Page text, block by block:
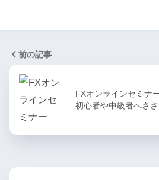
前の記事
FXオンラインセミナ
初心者や中級者へささ